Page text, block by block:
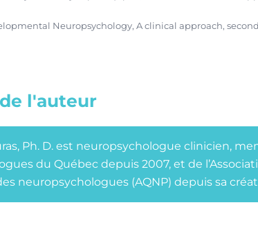
Neuropsychology, A clinical approach, second
l'auteur
Ph. D. est neuropsychologue clinicien,
du Québec depuis 2007, et de
neuropsychologues (AQNP) depuis sa